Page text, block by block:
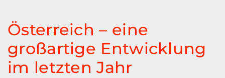
Österreich – eine
großartige Entwicklung
im letzten Jahr